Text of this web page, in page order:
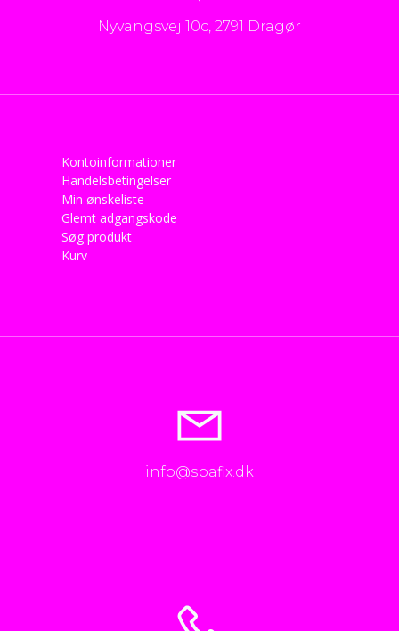
Nyvangsvej 10c, 2791 Dragør
Kontoinformationer
Handelsbetingelser
Min ønskeliste
Glemt adgangskode
Søg produkt
Kurv
info@spafix.dk